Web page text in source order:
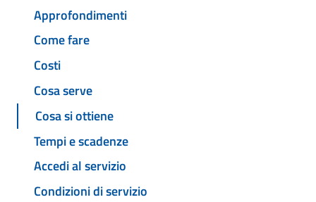
Approfondimenti
Come fare
Costi
Cosa serve
Cosa si ottiene
Tempi e scadenze
Accedi al servizio
Condizioni di servizio